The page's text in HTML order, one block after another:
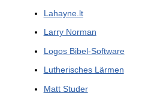
Lahayne.lt
Larry Norman
Logos Bibel-Software
Lutherisches Lärmen
Matt Studer